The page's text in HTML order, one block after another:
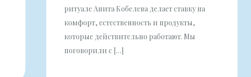
ритуале Анита Кобелева делает ставку на
комфорт, естественность и продукты,
которые действительно работают. Мы
поговорили с […]